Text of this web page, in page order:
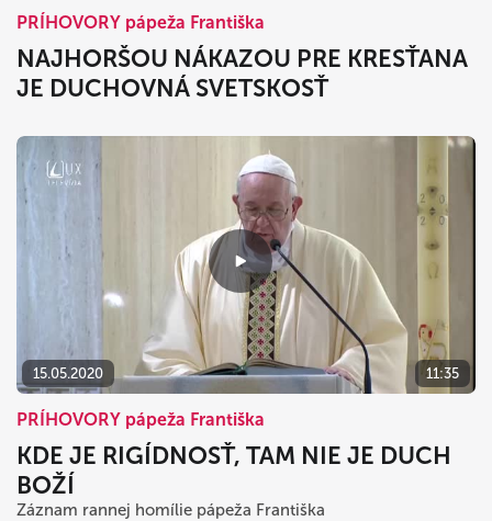
PRÍHOVORY pápeža Františka
NAJHORŠOU NÁKAZOU PRE KRESŤANA
JE DUCHOVNÁ SVETSKOSŤ
15.05.2020 11:35
PRÍHOVORY pápeža Františka
KDE JE RIGÍDNOSŤ, TAM NIE JE DUCH
BOŽÍ
Záznam rannej homílie pápeža Františka